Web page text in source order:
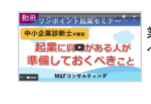
動画